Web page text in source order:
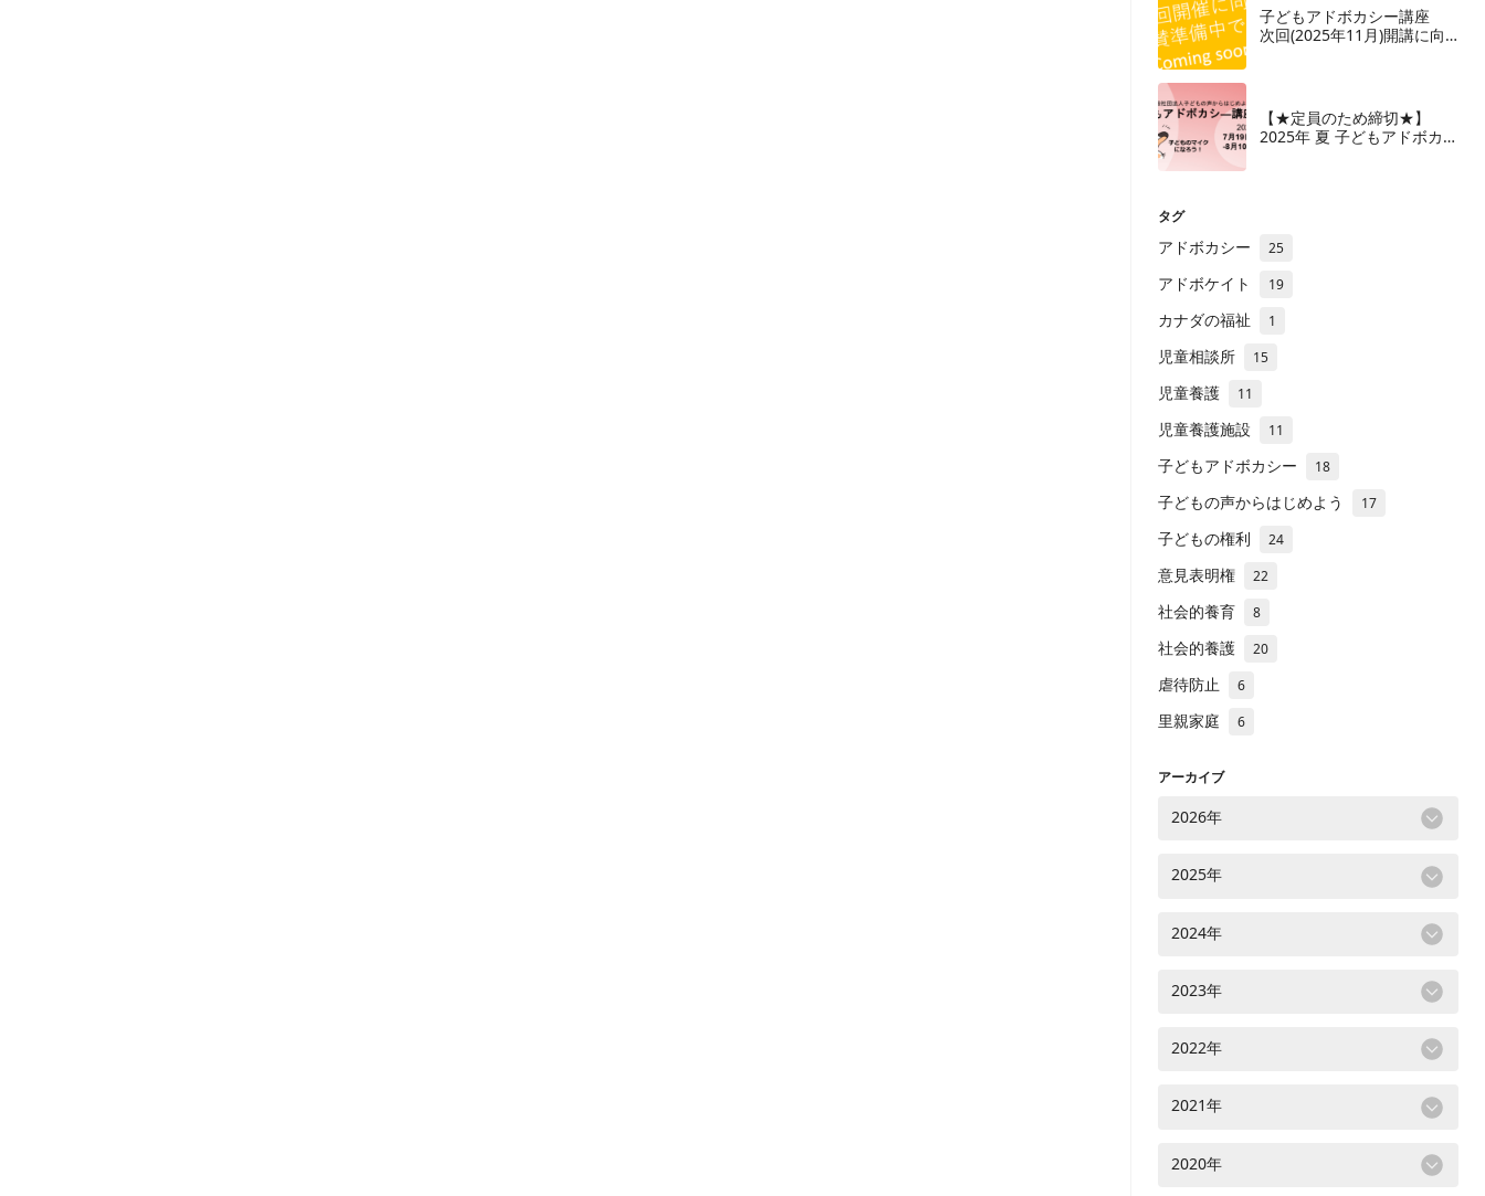
子どもアドボカシー講座
次回(2025年11月)開講に向
【★定員のため締切★】
2025年 夏 子どもアドボカシ
タグ
アドボカシー 25
アドボケイト 19
カナダの福祉 1
児童相談所 15
児童養護 11
児童養護施設 11
子どもアドボカシー 18
子どもの声からはじめよう 17
子どもの権利 24
意見表明権 22
社会的養育 8
社会的養護 20
虐待防止 6
里親家庭 6
アーカイブ
2026年
2025年
2024年
2023年
2022年
2021年
2020年